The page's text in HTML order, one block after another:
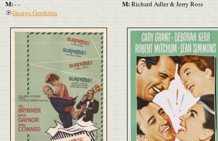
M: - -
George Gershwin
M:Richard Adler & Jerry Ross